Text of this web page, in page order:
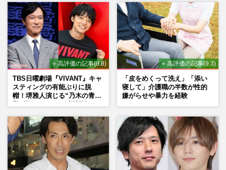
⭐ 高評価の記事(9.8)
TBS日曜劇場『VIVANT』キャ
スティングの有能ぶりに脱
帽！堺雅人演じる“乃木の青年
マン長男・櫻井海音だった
⭐ 高評価の記事(9.3)
「皮をめくって洗え」「添い
寝して」介護職の半数が性的
嫌がらせや暴力を経験